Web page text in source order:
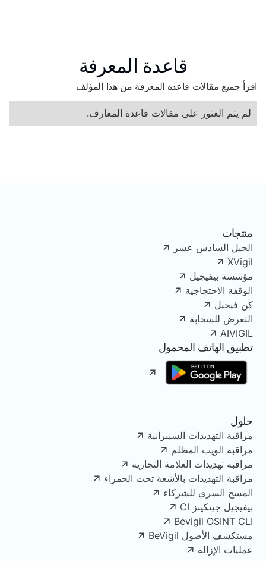
قاعدة المعرفة
اقرأ جميع مقالات قاعدة المعرفة من هذا المؤلف
لم يتم العثور على مقالات قاعدة المعارف.
منتجات
الجيل السادس عشر
XVigil
مؤسسة بيفيجيل
الوقفة الاحتجاجية
كن فيجيل
التعرض للسحابة
AIVIGIL
تطبيق الهاتف المحمول
حلول
مراقبة التهديدات السيبرانية
مراقبة الويب المظلم
مراقبة تهديدات العلامة التجارية
مراقبة التهديدات بالأشعة تحت الحمراء
المسح السري للشركاء
بيفيجيل جينكينز CI
Bevigil OSINT CLI
مستكشف الأصول BeVigil
عمليات الإزالة